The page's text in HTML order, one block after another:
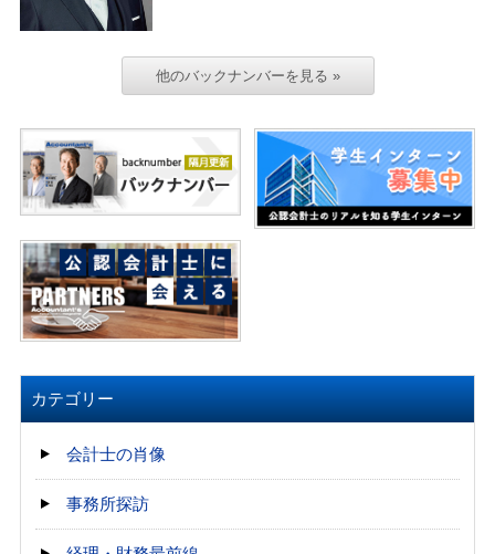
他のバックナンバーを見る »
カテゴリー
会計士の肖像
事務所探訪